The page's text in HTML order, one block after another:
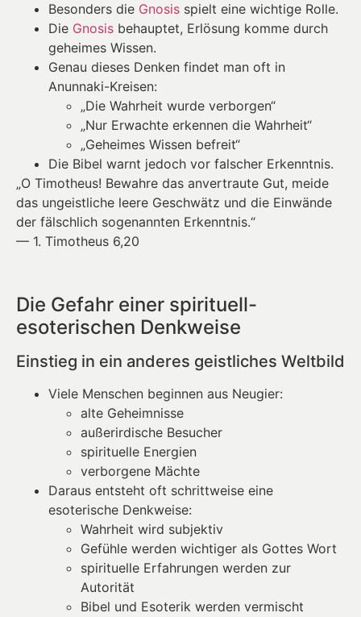
Besonders die Gnosis spielt eine wichtige Rolle.
Die Gnosis behauptet, Erlösung komme durch
geheimes Wissen.
Genau dieses Denken findet man oft in
Anunnaki-Kreisen:
„Die Wahrheit wurde verborgen“
„Nur Erwachte erkennen die Wahrheit“
„Geheimes Wissen befreit“
Die Bibel warnt jedoch vor falscher Erkenntnis.
„O Timotheus! Bewahre das anvertraute Gut, meide
das ungeistliche leere Geschwätz und die Einwände
der fälschlich sogenannten Erkenntnis.“
— 1. Timotheus 6,20
Die Gefahr einer spirituell-
esoterischen Denkweise
Einstieg in ein anderes geistliches Weltbild
Viele Menschen beginnen aus Neugier:
alte Geheimnisse
außerirdische Besucher
spirituelle Energien
verborgene Mächte
Daraus entsteht oft schrittweise eine
esoterische Denkweise:
Wahrheit wird subjektiv
Gefühle werden wichtiger als Gottes Wort
spirituelle Erfahrungen werden zur
Autorität
Bibel und Esoterik werden vermischt